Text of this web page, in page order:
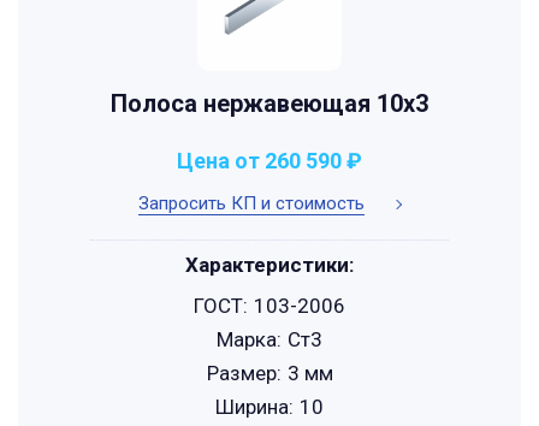
Полоса нержавеющая 10х3
Запросить КП и стоимость
Цена от 260 590 ₽
Характеристики:
ГОСТ: 103-2006
Марка: Ст3
Размер: 3 мм
Ширина: 10